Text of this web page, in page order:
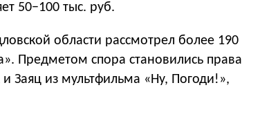
50−100 тыс. руб.
области рассмотрел более 190
Предметом спора становились права
Заяц из мультфильма «Ну, Погоди!»,